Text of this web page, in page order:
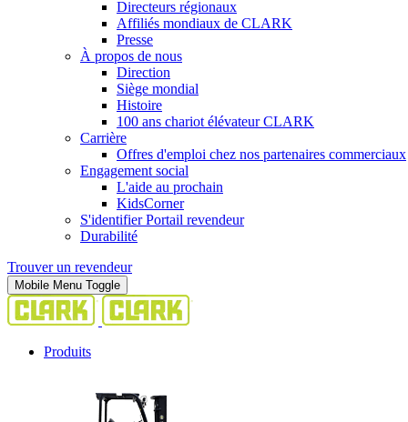
Directeurs régionaux
Affiliés mondiaux de CLARK
Presse
À propos de nous
Direction
Siège mondial
Histoire
100 ans chariot élévateur CLARK
Carrière
Offres d'emploi chez nos partenaires commerciaux
Engagement social
L'aide au prochain
KidsCorner
S'identifier Portail revendeur
Durabilité
Trouver un revendeur
Mobile Menu Toggle
Produits